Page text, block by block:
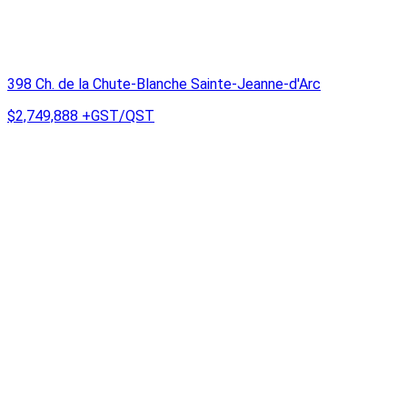
398 Ch. de la Chute-Blanche Sainte-Jeanne-d'Arc
$2,749,888 +GST/QST